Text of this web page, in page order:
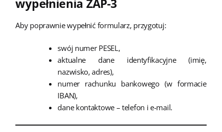
wypełnienia ZAP-3
Aby poprawnie wypełnić formularz, przygotuj:
swój numer PESEL,
aktualne dane identyfikacyjne (imię,
nazwisko, adres),
numer rachunku bankowego (w formacie
IBAN),
dane kontaktowe – telefon i e-mail.